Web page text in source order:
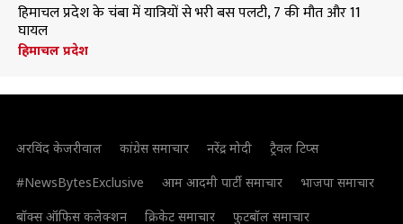
हिमाचल प्रदेश के चंबा में यात्रियों से भरी बस पलटी, 7 की मौत और 11
घायल
हिमाचल प्रदेश
अरविंद केजरीवाल कांग्रेस समाचार नरेंद्र मोदी
ट्रैवल टिप्स
#NewsBytesExclusive
आम आदमी पार्टी समाचार
भाजपा समाचार
बॉक्स ऑफिस कलेक्शन
क्रिकेट समाचार
फुटबॉल समाचार